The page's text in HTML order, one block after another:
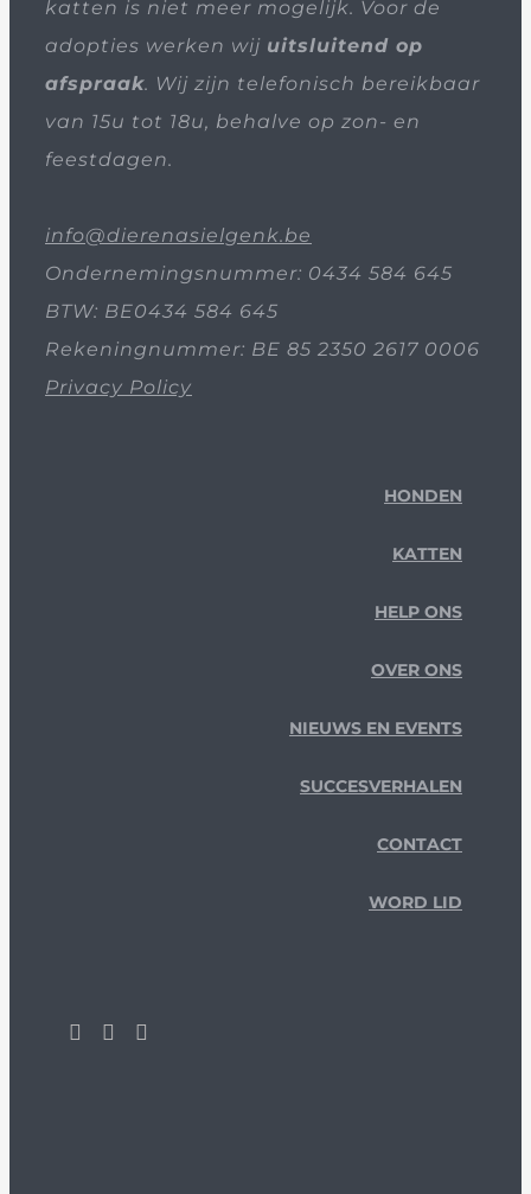
katten is niet meer mogelijk. Voor de
adopties werken wij uitsluitend op
afspraak. Wij zijn telefonisch bereikbaar
van 15u tot 18u, behalve op zon- en
feestdagen.
info@dierenasielgenk.be
Ondernemingsnummer: 0434 584 645
BTW: BE0434 584 645
Rekeningnummer: BE 85 2350 2617 0006
Privacy Policy
HONDEN
KATTEN
HELP ONS
OVER ONS
NIEUWS EN EVENTS
SUCCESVERHALEN
CONTACT
WORD LID